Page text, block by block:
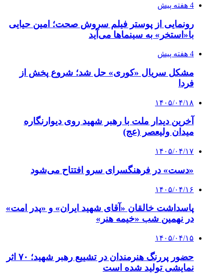
4 هفته پیش
رونمایی از پوستر فیلم سروش صحت؛ امین حیایی
با«استخر» به سینماها می‌آید
4 هفته پیش
مشکل سریال «کوری» حل شد؛ شروع پخش از
فردا
۱۴۰۵/۰۴/۱۸
آخرین دیدار ملت با رهبر شهید روی دیوارنگاره
میدان ولیعصر (عج)
۱۴۰۵/۰۴/۱۷
«دست» در فرهنگسرای سرو افتتاح می‌شود
۱۴۰۵/۰۴/۱۶
پاسداشت خالقان «آقای شهید ایران» و «پدر امت»
در نهمین شب «خیمه هنر»
۱۴۰۵/۰۴/۱۵
حضور پررنگ هنرمندان در تشییع رهبر شهید؛ ۷۰ اثر
نمایشی تولید شده است